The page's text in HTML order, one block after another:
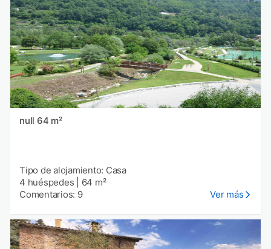
null 64 m²
Tipo de alojamiento: Casa
4 huéspedes
64 m²
Comentarios: 9
Ver más